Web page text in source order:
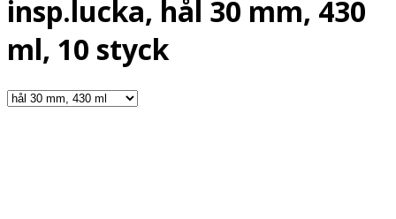
insp.lucka, hål 30 mm, 430
ml, 10 styck